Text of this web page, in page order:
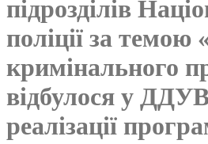
підрозділів
поліції за темою
кримінального
відбулося у
реалізації